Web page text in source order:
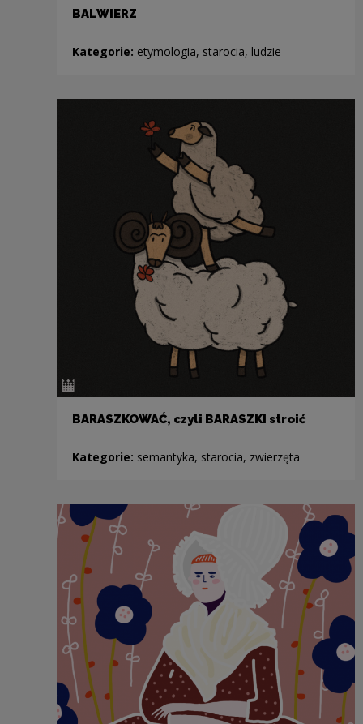
BALWIERZ
Kategorie: etymologia, starocia, ludzie
BARASZKOWAĆ, czyli BARASZKI stroić
Kategorie: semantyka, starocia, zwierzęta